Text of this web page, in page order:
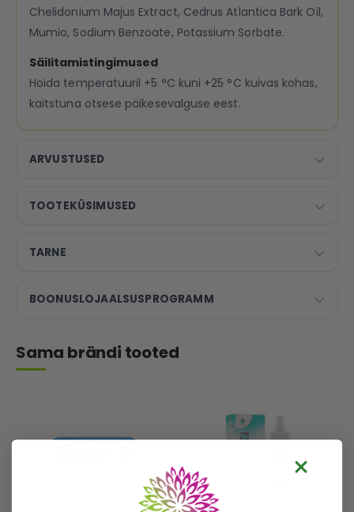
ARVUSTUSED
TOOTEKÜSIMUSED
TARNE
BOONUSLOJAALSUSPROGRAMM
Chelidonium Majus Extract, Cedrus Atlantica Bark Oil,
Mumio, Sodium Benzoate, Potassium Sorbate.
Säilitamistingimused
Hoida temperatuuril +5 °C kuni +25 °C kuivas kohas,
kaitstuna otsese päikesevalguse eest.
Sama brändi tooted